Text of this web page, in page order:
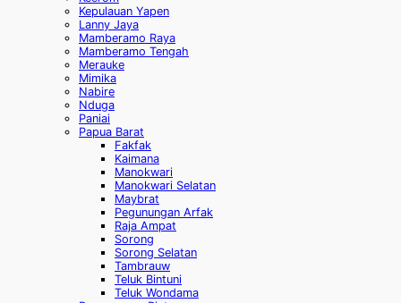
Kepulauan Yapen
Lanny Jaya
Mamberamo Raya
Mamberamo Tengah
Merauke
Mimika
Nabire
Nduga
Paniai
Papua Barat
Fakfak
Kaimana
Manokwari
Manokwari Selatan
Maybrat
Pegunungan Arfak
Raja Ampat
Sorong
Sorong Selatan
Tambrauw
Teluk Bintuni
Teluk Wondama